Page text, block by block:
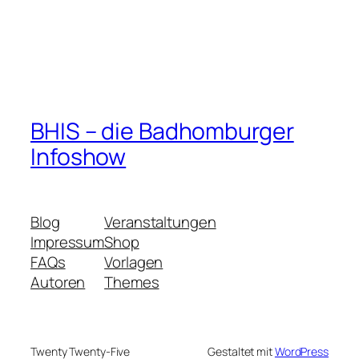
BHIS – die Badhomburger
Infoshow
Blog
Impressum
FAQs
Autoren
Veranstaltungen
Shop
Vorlagen
Themes
Twenty Twenty-Five Gestaltet mitWordPress